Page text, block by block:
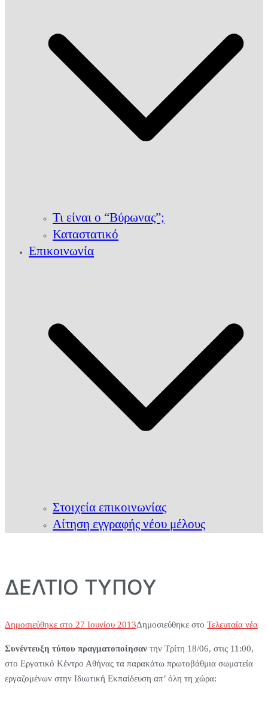
Τι είναι ο “Βύρωνας”;
Καταστατικό
Επικοινωνία
Στοιχεία επικοινωνίας
Αίτηση εγγραφής νέου μέλους
ΔΕΛΤΙΟ ΤΥΠΟΥ
Δημοσιεύθηκε στο 27 Ιουνίου 2013Δημοσιεύθηκε στο Τελευταία νέα
Συνέντευξη τύπου πραγματοποίησαν την Τρίτη 18/06, στις 11:00,
στο Εργατικό Κέντρο Αθήνας τα παρακάτω πρωτοβάθμια σωματεία
εργαζομένων στην Ιδιωτική Εκπαίδευση απ’ όλη τη χώρα: